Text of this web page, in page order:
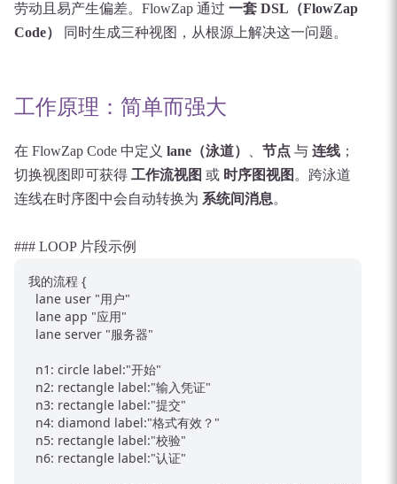
劳动且易产生偏差。FlowZap 通过 一套 DSL（FlowZap
Code）
同时生成三种视图，从根源上解决这一问题。
工作原理：简单而强大
在 FlowZap Code 中定义 lane（泳道） 节点 与 连线 ；
切换视图即可获得 工作流视图 或 时序图视图 。跨泳道
连线在时序图中会自动转换为 系统间消息。
### LOOP 片段示例
我的流程 {
  lane user "用户"
  lane app "应用"
  lane server "服务器"
  n1: circle label:"开始"
  n2: rectangle label:"输入凭证"
  n3: rectangle label:"提交"
  n4: diamond label:"格式有效？"
  n5: rectangle label:"校验"
  n6: rectangle label:"认证"